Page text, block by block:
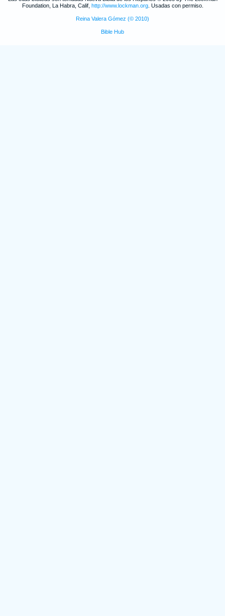
Foundation, La Habra, Calif, http://www.lockman.org. Usadas con permiso.
Reina Valera Gómez (© 2010)
Bible Hub